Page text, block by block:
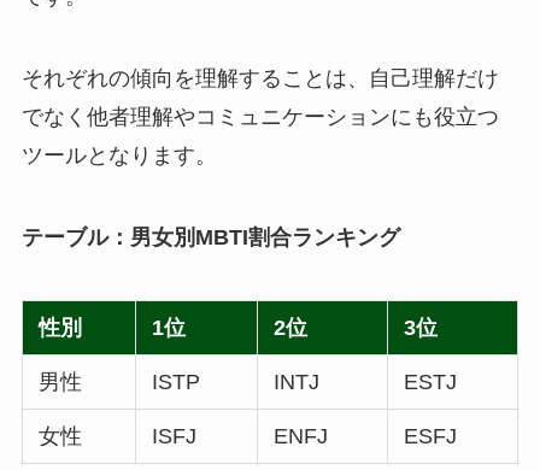
それぞれの傾向を理解することは、自己理解だけ
でなく他者理解やコミュニケーションにも役立つ
ツールとなります。
テーブル：男女別MBTI割合ランキング
性別 1位 2位 3位
男性 ISTP INTJ ESTJ
女性 ISFJ ENFJ ESFJ